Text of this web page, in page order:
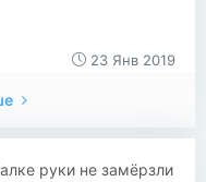
23 Янв 2019
руки не замёрзли